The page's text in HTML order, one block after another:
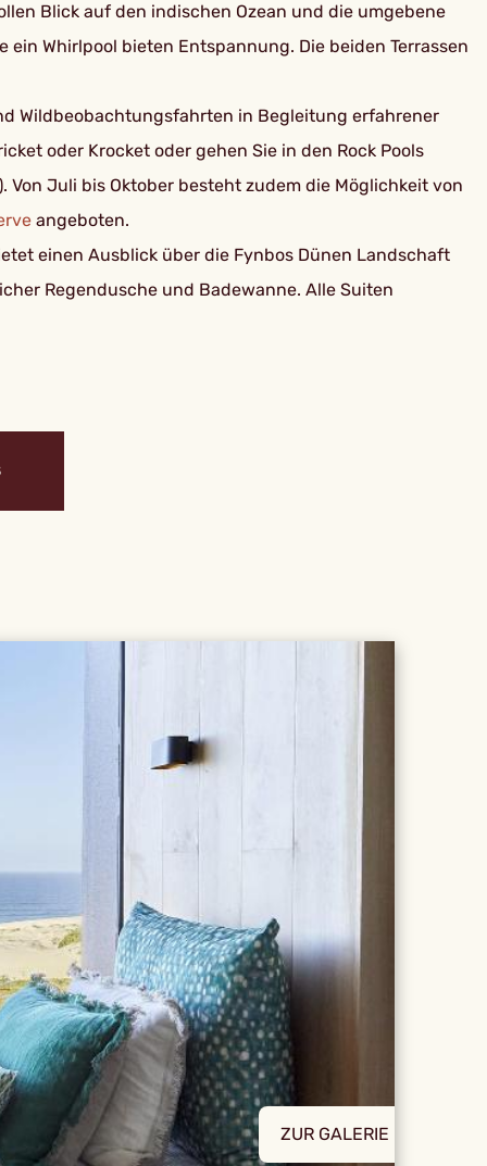
Blick auf den indischen Ozean und die umgebene
Whirlpool bieten Entspannung. Die beiden Terrassen
Wildbeobachtungsfahrten in Begleitung erfahrener
oder Krocket oder gehen Sie in den Rock Pools
Juli bis Oktober besteht zudem die Möglichkeit von
angeboten.
einen Ausblick über die Fynbos Dünen Landschaft
Regendusche und Badewanne. Alle Suiten
ZUR GALERIE